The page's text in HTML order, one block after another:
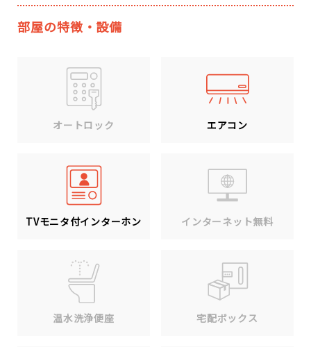
部屋の特徴・設備
オートロック エアコン
TVモニタ付インターホン インターネット無料
温水洗浄便座 宅配ボックス